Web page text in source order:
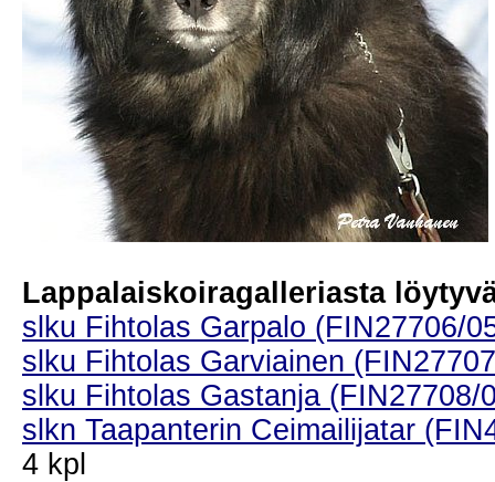
Lappalaiskoiragalleriasta
slku Fihtolas Garpalo (FIN27706/
slku Fihtolas Garviainen
slku Fihtolas Gastanja (FIN27708/
slkn Taapanterin Ceimailijatar
4 kpl